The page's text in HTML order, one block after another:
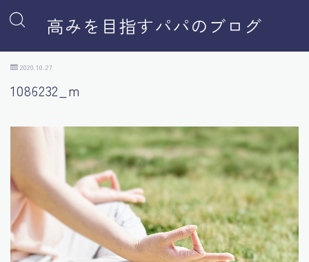
高みを目指すパパのブログ
2020.10.27
1086232_m